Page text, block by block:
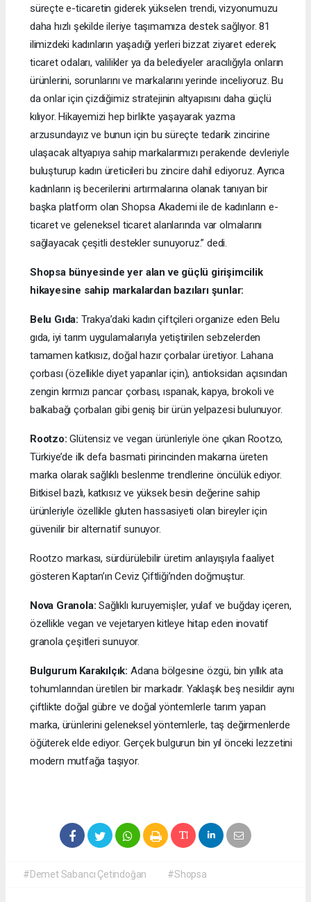
süreçte e-ticaretin giderek yükselen trendi, vizyonumuzu
daha hızlı şekilde ileriye taşımamıza destek sağlıyor. 81
ilimizdeki kadınların yaşadığı yerleri bizzat ziyaret ederek;
ticaret odaları, valilikler ya da belediyeler aracılığıyla onların
ürünlerini, sorunlarını ve markalarını yerinde inceliyoruz. Bu
da onlar için çizdiğimiz stratejinin altyapısını daha güçlü
kılıyor. Hikayemizi hep birlikte yaşayarak yazma
arzusundayız ve bunun için bu süreçte tedarik zincirine
ulaşacak altyapıya sahip markalarımızı perakende devleriyle
buluşturup kadın üreticileri bu zincire dahil ediyoruz. Ayrıca
kadınların iş becerilerini artırmalarına olanak tanıyan bir
başka platform olan Shopsa Akademi ile de kadınların e-
ticaret ve geleneksel ticaret alanlarında var olmalarını
sağlayacak çeşitli destekler sunuyoruz.” dedi.
Shopsa bünyesinde yer alan ve güçlü girişimcilik
hikayesine sahip markalardan bazıları şunlar:
Belu Gıda: Trakya’daki kadın çiftçileri organize eden Belu
gıda, iyi tarım uygulamalarıyla yetiştirilen sebzelerden
tamamen katkısız, doğal hazır çorbalar üretiyor. Lahana
çorbası (özellikle diyet yapanlar için), antioksidan açısından
zengin kırmızı pancar çorbası, ıspanak, kapya, brokoli ve
balkabağı çorbaları gibi geniş bir ürün yelpazesi bulunuyor.
Rootzo: Glütensiz ve vegan ürünleriyle öne çıkan Rootzo,
Türkiye’de ilk defa basmati pirincinden makarna üreten
marka olarak sağlıklı beslenme trendlerine öncülük ediyor.
Bitkisel bazlı, katkısız ve yüksek besin değerine sahip
ürünleriyle özellikle gluten hassasiyeti olan bireyler için
güvenilir bir alternatif sunuyor.
Rootzo markası, sürdürülebilir üretim anlayışıyla faaliyet
gösteren Kaptan’ın Ceviz Çiftliği’nden doğmuştur.
Nova Granola: Sağlıklı kuruyemişler, yulaf ve buğday içeren,
özellikle vegan ve vejetaryen kitleye hitap eden inovatif
granola çeşitleri sunuyor.
Bulgurum Karakılçık: Adana bölgesine özgü, bin yıllık ata
tohumlarından üretilen bir markadır. Yaklaşık beş nesildir aynı
çiftlikte doğal gübre ve doğal yöntemlerle tarım yapan
marka, ürünlerini geleneksel yöntemlerle, taş değirmenlerde
öğüterek elde ediyor. Gerçek bulgurun bin yıl önceki lezzetini
modern mutfağa taşıyor.
#Demet Sabancı Çetindoğan #Shopsa